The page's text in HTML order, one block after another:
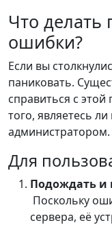
Что делать
ошибки?
Если вы
паниковать.
справиться с
того, являетесь
Для
Подождать и
Поскольку
сервера, её